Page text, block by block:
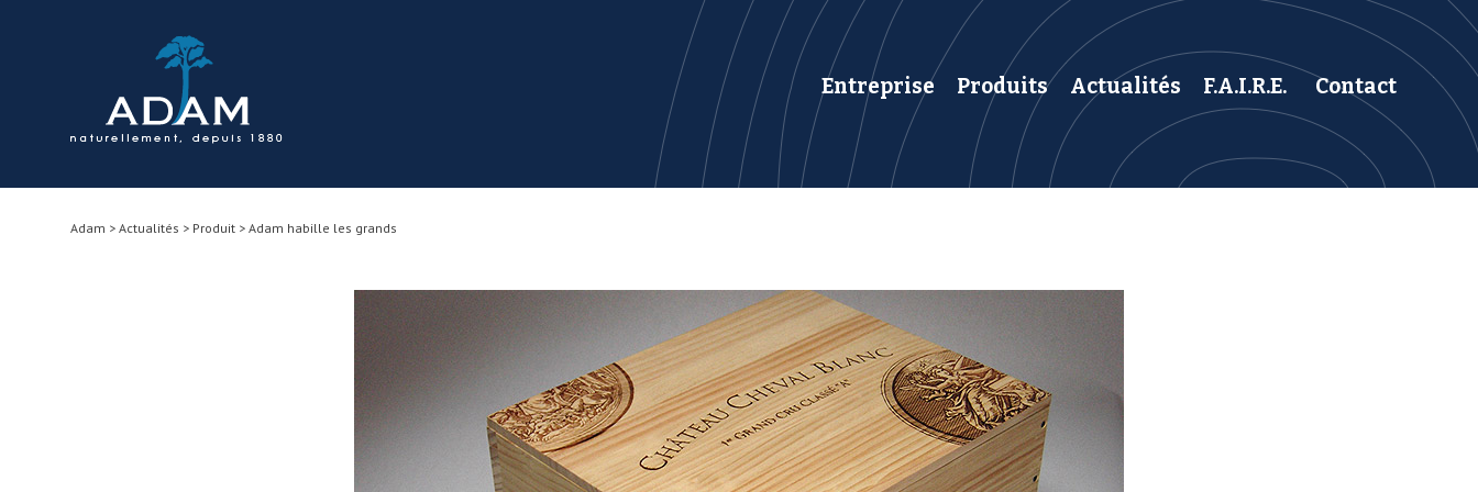
Entreprise Produits Actualités F.A.I.R.E. Contact
Adam > Actualités > Produit > Adam habille les grands